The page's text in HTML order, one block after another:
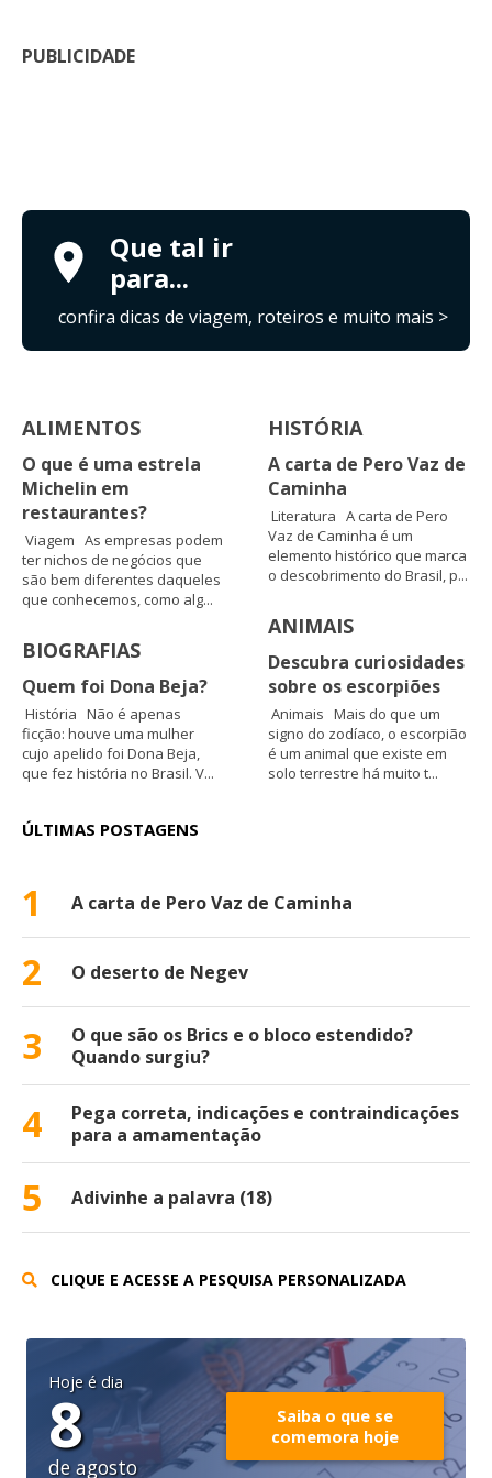
PUBLICIDADE
Que tal ir
para...
confira dicas de viagem, roteiros e muito mais >
ALIMENTOS
O que é uma estrela
Michelin em
restaurantes?
Viagem As empresas podem
ter nichos de negócios que
são bem diferentes daqueles
que conhecemos, como alg...
BIOGRAFIAS
Quem foi Dona Beja?
História Não é apenas
ficção: houve uma mulher
cujo apelido foi Dona Beja,
que fez história no Brasil. V...
HISTÓRIA
A carta de Pero Vaz de
Caminha
Literatura A carta de Pero
Vaz de Caminha é um
elemento histórico que marca
o descobrimento do Brasil, p...
ANIMAIS
Descubra curiosidades
sobre os escorpiões
Animais Mais do que um
signo do zodíaco, o escorpião
é um animal que existe em
solo terrestre há muito t...
ÚLTIMAS POSTAGENS
1 A carta de Pero Vaz de Caminha
2 O deserto de Negev
3
O que são os Brics e o bloco estendido?
Quando surgiu?
4
Pega correta, indicações e contraindicações
para a amamentação
5 Adivinhe a palavra (18)
CLIQUE E ACESSE A PESQUISA PERSONALIZADA
Hoje é dia
8
de agosto
Saiba o que se
comemora hoje